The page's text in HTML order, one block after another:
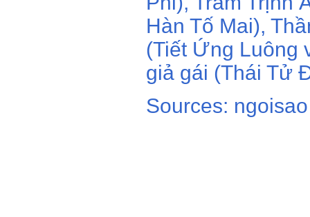
Hàn Tố Mai),
(Tiết Ứng Luông
giả gái (Thái Tử
Sources: ngoisao